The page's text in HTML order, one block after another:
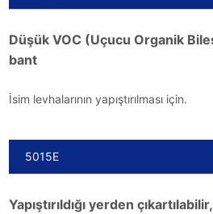
Düşük VOC (Uçucu Organik
bant
İsim levhalarının yapıştırılması için.
5015E
Yapıştırıldığı yerden